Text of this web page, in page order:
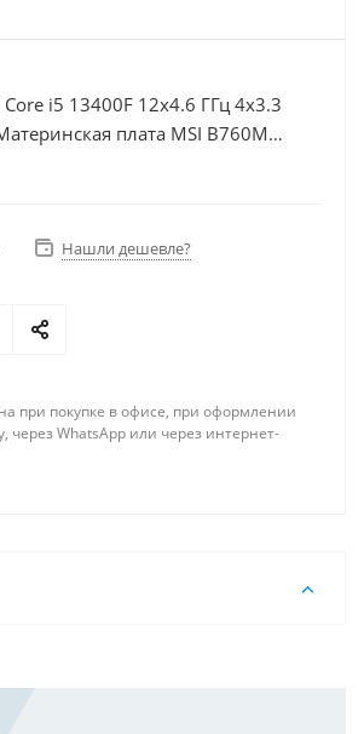
i5 13400F 12x4.6 ГГц 4x3.3
плата MSI B760M
Видеокарта RTX 5070Ti 16Гб,
Нашли дешевле?
при покупке в офисе, при оформлении
через WhatsApp или через интернет-